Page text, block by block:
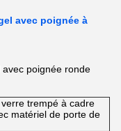
avec poignée à
poignée ronde
trempé à cadre
matériel de porte de